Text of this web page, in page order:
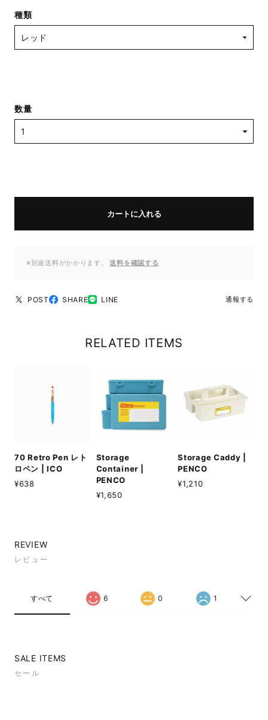
種類
数量
カートに入れる
※別途送料がかかります。 送料を確認する
POST SHARE LINE 通報する
RELATED ITEMS
70 Retro Pen レト
ロペン | ICO
¥638
Storage
Container |
PENCO
¥1,650
Storage Caddy |
PENCO
¥1,210
REVIEW
レビュー
すべて 6 0 1
SALE ITEMS
セール